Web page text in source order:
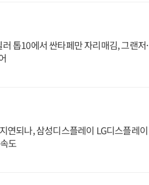
톱10에서 싼타페만 자리매김, 그랜저·
연되나, 삼성디스플레이 LG디스플레이
도